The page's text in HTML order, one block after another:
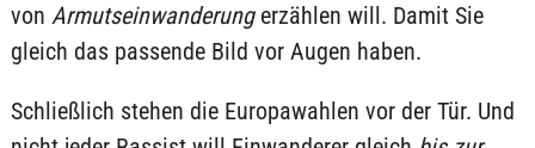
von Armutseinwanderungerzählen will. Damit Sie
gleich das passende Bild vor Augen haben.
Schließlich stehen die Europawahlen vor der Tür. Und